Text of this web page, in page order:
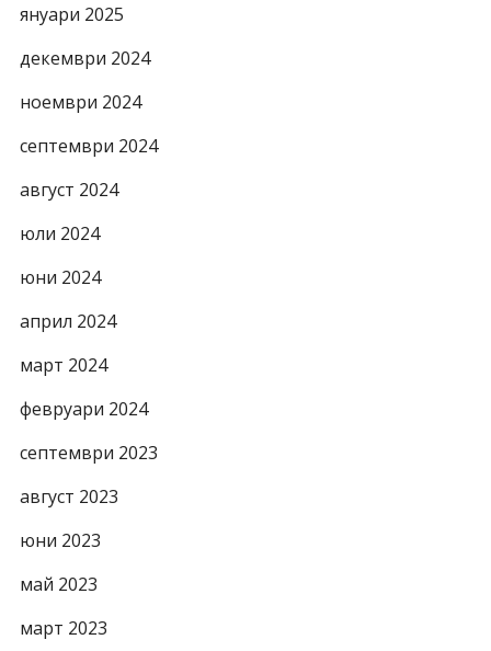
януари 2025
декември 2024
ноември 2024
септември 2024
август 2024
юли 2024
юни 2024
април 2024
март 2024
февруари 2024
септември 2023
август 2023
юни 2023
май 2023
март 2023